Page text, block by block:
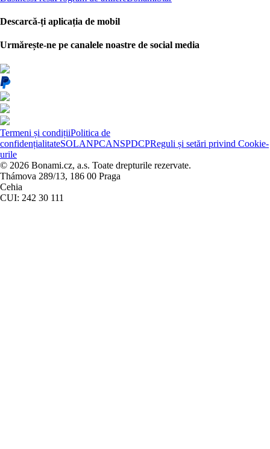
Descarcă-ți aplicația de mobil
Urmărește-ne pe canalele noastre de social media
Termeni și condițiiPolitica de
confidențialitateSOLANPCANSPDCPReguli și setări privind Cookie-
urile
© 2026 Bonami.cz, a.s. Toate drepturile rezervate.
Thámova 289/13, 186 00 Praga
Cehia
CUI: 242 30 111